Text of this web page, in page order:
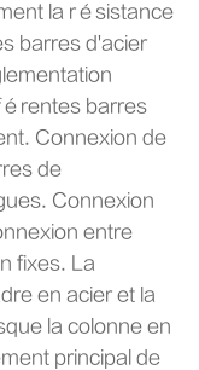
la résistance
barres d'acier
barres
Connexion de
de
Connexion
entre
fixes. La
en acier et la
la colonne en
principal de